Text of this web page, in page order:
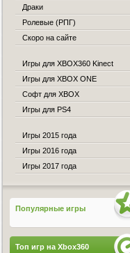
Драки
Ролевые (РПГ)
Скоро на сайте
Игры для XBOX360 Kinect
Игры для XBOX ONE
Софт для XBOX
Игры для PS4
Игры 2015 года
Игры 2016 года
Игры 2017 года
Популярные игры
Топ игр на Xbox360